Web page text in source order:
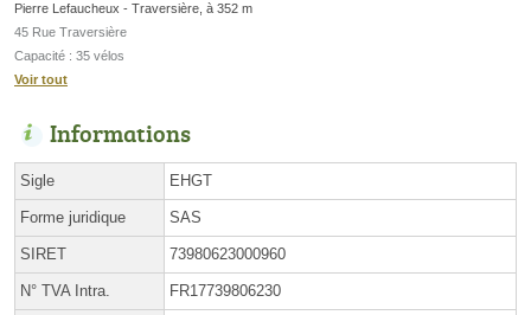
Pierre Lefaucheux - Traversière, à 352 m
45 Rue Traversière
Capacité : 35 vélos
Voir tout
Informations
Sigle EHGT
Forme juridique SAS
SIRET 73980623000960
N° TVA Intra. FR17739806230